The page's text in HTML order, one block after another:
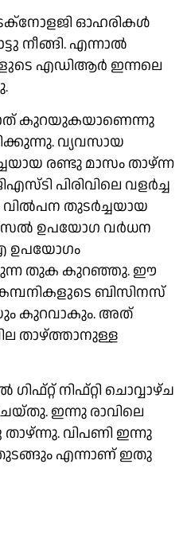
ഓഹരികൾ
നീങ്ങി. എന്നാൽ
എഡിആർ ഇന്നലെ
കുറയുകയാണെന്നു
വ്യവസായ
രണ്ടു മാസം താഴ്ന്ന
പിരിവിലെ വളർച്ച
വിൽപന തുടർച്ചയായ
ഉപയോഗ വർധന
ഉപയോഗം
തുക കുറഞ്ഞു. ഈ
ബിസിനസ്
കുറവാകും. അത്
താഴ്ത്താനുള്ള
നിഫ്റ്റി ചൊവ്വാഴ്ച
ഇന്നു രാവിലെ
താഴ്ന്നു. വിപണി ഇന്നു
തുടങ്ങും എന്നാണ് ഇതു